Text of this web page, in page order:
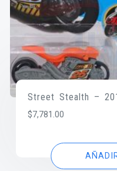
Street Stealth –
$7,781.00